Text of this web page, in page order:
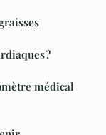
?
médical